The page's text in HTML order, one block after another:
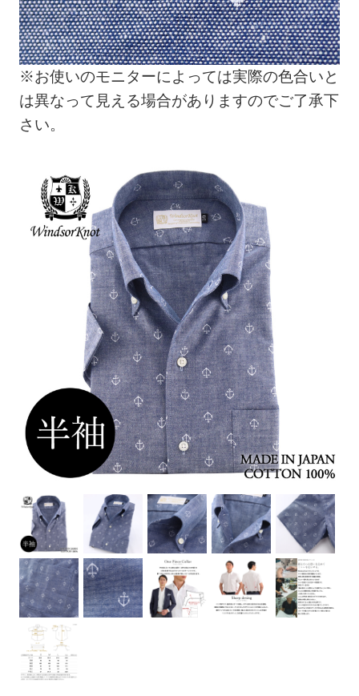
※お使いのモニターによっては実際の色合いと
は異なって見える場合がありますのでご了承下
さい。